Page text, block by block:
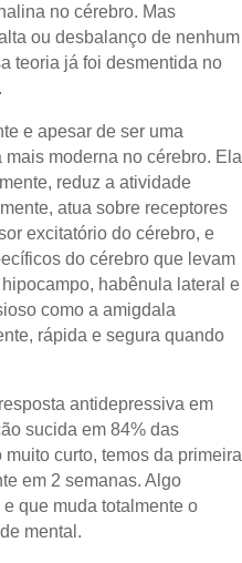
no cérebro. Mas
ou desbalanço de nenhum
teoria já foi desmentida no
e apesar de ser uma
moderna no cérebro. Ela
reduz a atividade
atua sobre receptores
excitatório do cérebro, e
do cérebro que levam
habênula lateral e
como a amigdala
rápida e segura quando
antidepressiva em
sucida em 84% das
curto, temos da primeira
em 2 semanas. Algo
que muda totalmente o
mental.